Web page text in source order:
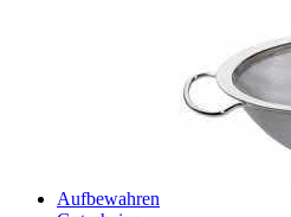
Aufbewahren